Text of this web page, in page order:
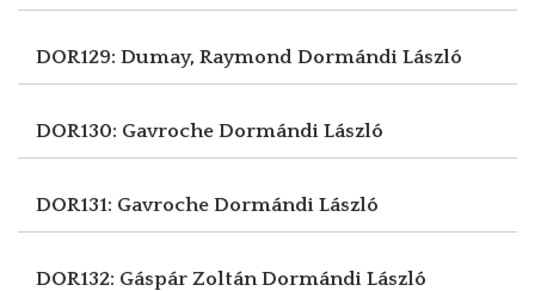
DOR129: Dumay, Raymond Dormándi László
DOR130: Gavroche Dormándi László
DOR131: Gavroche Dormándi László
DOR132: Gáspár ZoltánDormándi László